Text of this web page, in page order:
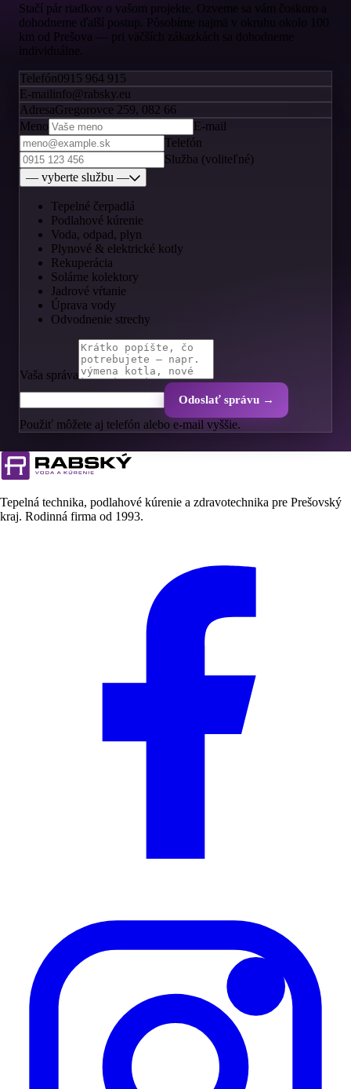
Stačí pár riadkov o vašom projekte. Ozveme sa vám čoskoro a
dohodneme ďalší postup. Pôsobíme najmä v okruhu okolo 100
km od Prešova — pri väčších zákazkách sa dohodneme
individuálne.
Telefón0915 964 915
E-mailinfo@rabsky.eu
AdresaGregorovce 259, 082 66
Meno
E-mail
Telefón
Služba (voliteľné)
— vyberte službu —
Tepelné čerpadlá
Podlahové kúrenie
Voda, odpad, plyn
Plynové & elektrické kotly
Rekuperácia
Solárne kolektory
Jadrové vŕtanie
Úprava vody
Odvodnenie strechy
Vaša správa
Odoslať správu →
Použiť môžete aj telefón alebo e-mail vyššie.
Tepelná technika, podlahové kúrenie a zdravotechnika pre Prešovský
kraj. Rodinná firma od 1993.